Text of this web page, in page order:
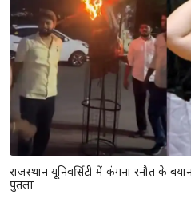
राजस्थान यूनिवर्सिटी में कंगना रनौत के
पुतला